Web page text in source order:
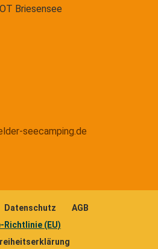
Briesensee
seecamping.de
Datenschutz
AGB
Richtlinie (EU)